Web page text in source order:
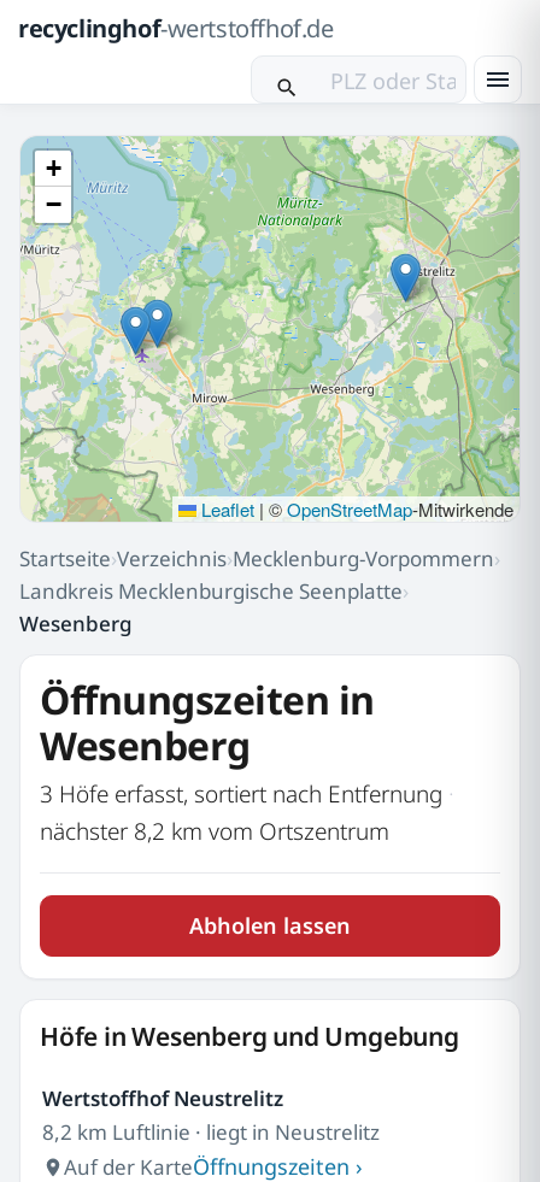
recyclinghof-wertstoffhof.de
+
−
Leaflet | ©OpenStreetMap-Mitwirkende
Startseite›Verzeichnis›Mecklenburg-Vorpommern›
Landkreis Mecklenburgische Seenplatte›
Wesenberg
Öffnungszeiten in
Wesenberg
3 Höfe erfasst, sortiert nach Entfernung ·
nächster 8,2 km vom Ortszentrum
Abholen lassen
Höfe in Wesenberg und Umgebung
Wertstoffhof Neustrelitz
8,2 km Luftlinie · liegt in Neustrelitz
Auf der KarteÖffnungszeiten ›